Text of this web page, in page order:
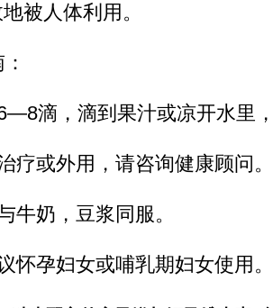
被人体利用。
滴，滴到果汁或凉开水里
疗或外用，请咨询健康顾问。
奶，豆浆同服。
怀孕妇女或哺乳期妇女使用。